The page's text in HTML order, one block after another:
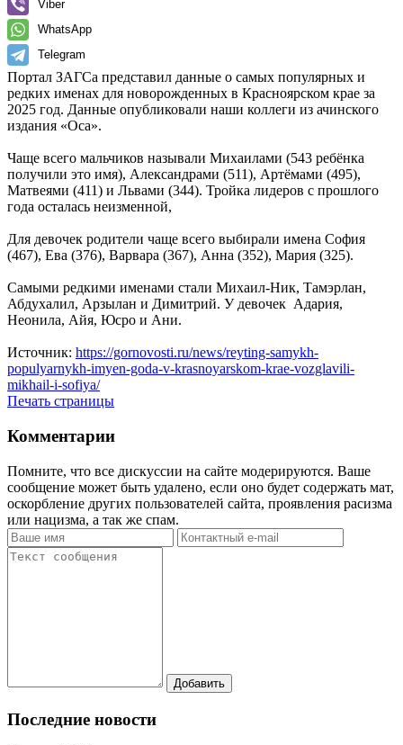
Viber
WhatsApp
Telegram
Портал ЗАГСа представил данные о самых популярных и
редких именах для новорожденных в Красноярском крае за
2025 год. Данные опубликовали наши коллеги из ачинского
издания «Оса».
Чаще всего мальчиков называли Михаилами (543 ребёнка
получили это имя), Александрами (511), Артёмами (495),
Матвеями (411) и Львами (344). Тройка лидеров с прошлого
года осталась неизменной,
Для девочек родители чаще всего выбирали имена София
(467), Ева (376), Варвара (367), Анна (352), Мария (325).
Самыми редкими именами стали Михаил-Ник, Тамэрлан,
Абдухалил, Арзылан и Димитрий. У девочек Адария,
Неонила, Айя, Юсро и Ани.
Источник: https://gornovosti.ru/news/reyting-samykh-
populyarnykh-imyen-goda-v-krasnoyarskom-krae-vozglavili-
mikhail-i-sofiya/
Печать страницы
Комментарии
Помните, что все дискуссии на сайте модерируются. Ваше
сообщение может быть удалено, если оно будет содержать мат,
оскорбление других пользователей сайта, проявления расизма
или нацизма, а так же спам.
Последние новости